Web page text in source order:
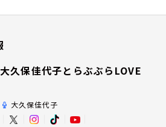
大久保佳代子とらぶぶらLOVE
大久保佳代子